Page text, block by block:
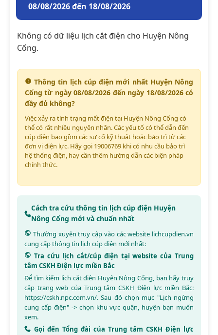
08/08/2026 đến 18/08/2026
Không có dữ liệu lịch cắt điện cho Huyện Nông
Cống.
Thông tin lịch cúp điện mới nhất Huyện Nông
Cống từ ngày 08/08/2026 đến ngày 18/08/2026 có
đầy đủ không?
Việc xảy ra tình trạng mất điện tại Huyện Nông Cống có
thể có rất nhiều nguyên nhân. Các yếu tố có thể dẫn đến
cúp điện bao gồm các sự cố kỹ thuật hoặc bảo trì từ các
đơn vị điện lực. Hãy gọi 19006769 khi có nhu cầu bảo trì
hệ thống điện, hay cần thêm hướng dẫn các biện pháp
chính thức.
Cách tra cứu thông tin lịch cúp điện Huyện
Nông Cống mới và chuẩn nhất
Thường xuyên truy cập vào các website lichcupdien.vn
cung cấp thông tin lịch cúp điện mới nhất:
Tra cứu lịch cắt/cúp điện tại website của Trung
tâm CSKH Điện lực miền Bắc
Để tìm kiếm lịch cắt điện Huyện Nông Cống, bạn hãy truy
cập trang web của Trung tâm CSKH Điện lực miền Bắc:
https://cskh.npc.com.vn/. Sau đó chọn mục "Lịch ngừng
cung cấp điện" -> chọn khu vực quận, huyện bạn muốn
xem.
Gọi đến Tổng đài của Trung tâm CSKH Điện lực